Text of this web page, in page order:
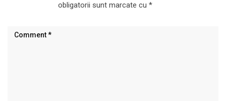
obligatorii sunt marcate cu *